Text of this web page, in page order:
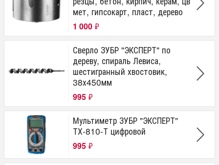
мет, гипсокарт, пласт, дерево
1 000 ₽
Сверло ЗУБР "ЭКСПЕРТ" по
дереву, спираль Левиса,
шестигранный хвостовик,
38х450мм
995 ₽
Мультиметр ЗУБР "ЭКСПЕРТ"
ТХ-810-Т цифровой
995 ₽